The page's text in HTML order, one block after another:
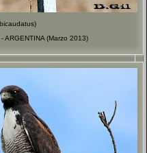
ARGENTINA (Marzo 2013)